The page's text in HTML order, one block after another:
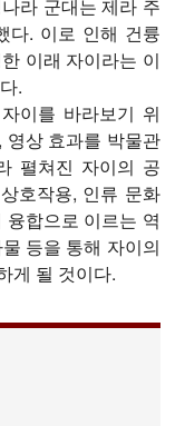
라 군대는 제라 주
다. 이로 인해 건륭
이래 자이라는 이
.
이를 바라보기 위
상 효과를 박물관
펼쳐진 자이의 공
호작용, 인류 문화
합으로 이르는 역
등을 통해 자이의
게 될 것이다.